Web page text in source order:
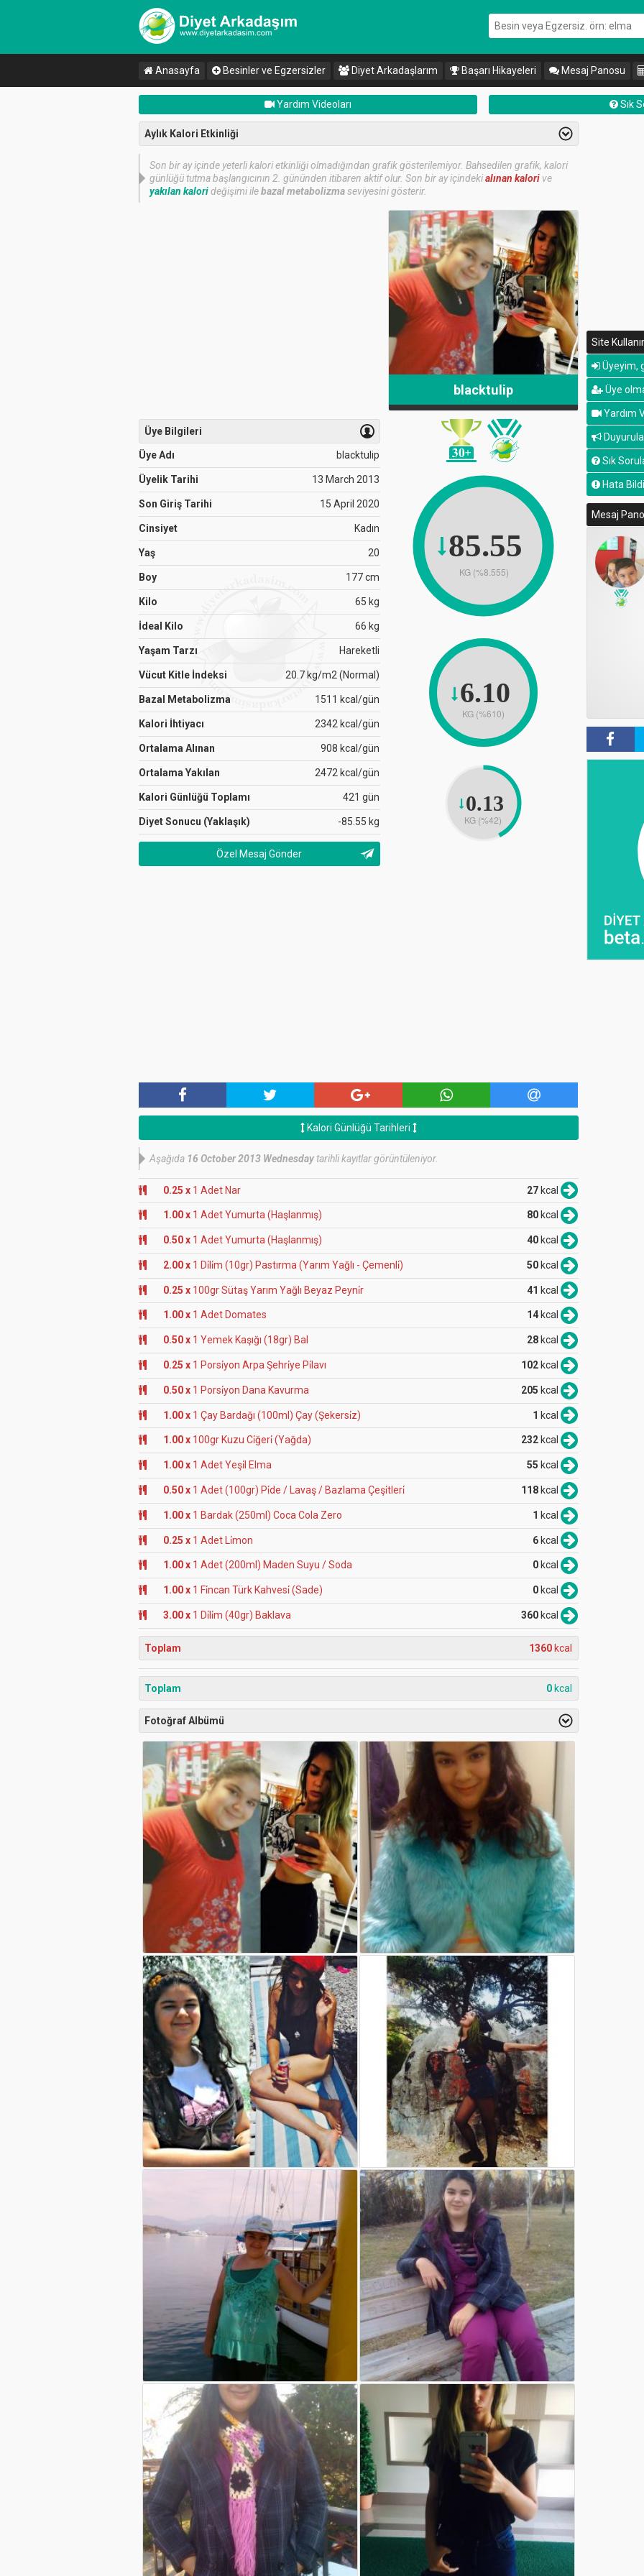
Anasayfa Besinler ve Egzersizler Diyet Arkadaşlarım Başarı Hikayeleri Mesaj Panosu
Yardım Videoları Sık
Aylık Kalori Etkinliği
Son bir ay içinde yeterli kalori etkinliği olmadığından grafik gösterilemiyor. Bahsedilen grafik, kalori
günlüğü tutma başlangıcının 2. gününden itibaren aktif olur. Son bir ay içindekialınan kalorive
yakılan kalorideğişimi ilebazal metabolizmaseviyesini gösterir.
blacktulip
Üye Bilgileri
Üye Adı blacktulip
Üyelik Tarihi 13 March 2013
Son Giriş Tarihi 15 April 2020
Cinsiyet Kadın
Yaş 20
Boy 177 cm
Kilo 65 kg
İdeal Kilo 66 kg
Yaşam Tarzı Hareketli
Vücut Kitle İndeksi 20.7 kg/m2 (Normal)
Bazal Metabolizma 1511 kcal/gün
Kalori İhtiyacı 2342 kcal/gün
Ortalama Alınan 908 kcal/gün
Ortalama Yakılan 2472 kcal/gün
Kalori Günlüğü Toplamı 421 gün
Diyet Sonucu (Yaklaşık) -85.55 kg
Özel Mesaj Gönder
85.55
KG (%8.555)
6.10
KG (%610)
0.13
KG (%42)
Kalori Günlüğü Tarihleri
Aşağıda 16 October 2013 Wednesdaytarihli kayıtlar görüntüleniyor.
0.25 x 1 Adet Nar 27kcal
1.00 x 1 Adet Yumurta (Haşlanmış) 80 kcal
0.50 x 1 Adet Yumurta (Haşlanmış) 40 kcal
2.00 x 1 Di̇li̇m (10gr) Pastırma (Yarım Yağlı - Çemenli̇) 50 kcal
0.25 x 100gr Sütaş Yarım Yağlı Beyaz Peyni̇r 41 kcal
1.00 x 1 Adet Domates 14 kcal
0.50 x 1 Yemek Kaşığı (18gr) Bal 28 kcal
0.25 x 1 Porsi̇yon Arpa Şehri̇ye Pi̇lavı 102 kcal
0.50 x 1 Porsi̇yon Dana Kavurma 205 kcal
1.00 x 1 Çay Bardağı (100ml) Çay (Şekersi̇z) 1 kcal
1.00 x 100gr Kuzu Ci̇ğeri̇ (Yağda) 232 kcal
1.00 x 1 Adet Yeşi̇l Elma 55 kcal
0.50 x 1 Adet (100gr) Pi̇de / Lavaş / Bazlama Çeşi̇tleri̇ 118 kcal
1.00 x 1 Bardak (250ml) Coca Cola Zero 1 kcal
0.25 x 1 Adet Li̇mon 6 kcal
1.00 x 1 Adet (200ml) Maden Suyu / Soda 0 kcal
1.00 x 1 Fi̇ncan Türk Kahvesi̇ (Sade) 0 kcal
3.00 x 1 Di̇li̇m (40gr) Baklava 360 kcal
Toplam 1360 kcal
Toplam 0 kcal
Fotoğraf Albümü
Site
Üyeyim,
Üye
Yardım
Sık
Hata
Mesaj